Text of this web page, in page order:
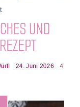
UND S
24. Juni 2026
4